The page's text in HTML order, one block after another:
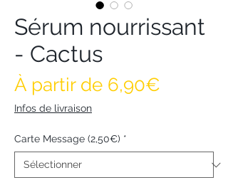
Sérum nourrissant
- Cactus
À partir de 6,90€
Infos de livraison
Carte Message (2,50€) *